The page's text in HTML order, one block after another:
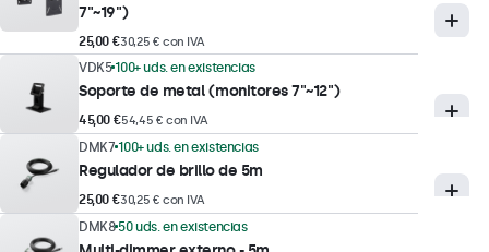
Contraste
800:1
Ángulo de visión
178° horizontal, 178° vertical
Tiempo de respuesta
10 ms
Resoluciones soportadas
7"~19")
25,00 €30,25 € con IVA
VDK5 100+ uds. en existencias
Soporte de metal (monitores 7"~12")
45,00 €54,45 € con IVA
DMK7 100+ uds. en existencias
Regulador de brillo de 5m
25,00 €30,25 € con IVA
DMK8 50 uds. en existencias